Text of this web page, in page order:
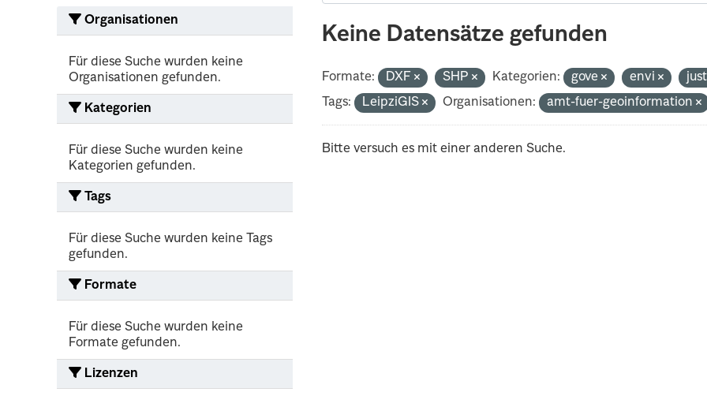
Organisationen
Für diese Suche wurden keine
Organisationen gefunden.
Kategorien
Für diese Suche wurden keine
Kategorien gefunden.
Tags
Für diese Suche wurden keine Tags
gefunden.
Formate
Für diese Suche wurden keine
Formate gefunden.
Lizenzen
Keine Datensätze gefunden
Formate: DXF SHP Kategorien: gove envi
Tags:
LeipziGIS Organisationen: amt-fuer-geoinformation
Bitte versuch es mit einer anderen Suche.